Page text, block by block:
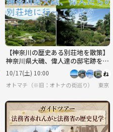
【神奈川の歴史ある別荘地を散策】
神奈川県大磯、偉人達の邸宅跡を歩
こう（説明・解説有り）
10/17(土) 10:00
オトマチ（※旧：オトナの街巡り）【年
東京